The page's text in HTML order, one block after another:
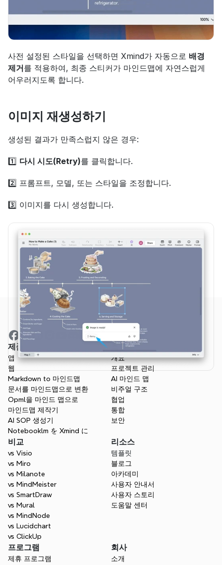
사전 설정된 스타일을 선택하면 Xmind가 자동으로 배경
제거를 적용하여, 최종 스티커가 마인드맵에 자연스럽게
어우러지도록 합니다.
이미지 재생성하기
생성된 결과가 만족스럽지 않은 경우:
1️⃣ 다시 시도(Retry)를 클릭합니다.
2️⃣ 프롬프트, 모델, 또는 스타일을 조정합니다.
3️⃣ 이미지를 다시 생성합니다.
제품
앱
웹
Markdown to 마인드맵
문서를 마인드맵으로 변환
Opml을 마인드 맵으로
마인드맵 제작기
AI SOP 생성기
Notebooklm を Xmind に
특징
개요
프로젝트 관리
AI 마인드 맵
비주얼 구조
협업
통합
보안
비교
vs Visio
vs Miro
vs Milanote
vs MindMeister
vs SmartDraw
vs Mural
vs MindNode
vs Lucidchart
vs ClickUp
리소스
템플릿
블로그
아카데미
사용자 안내서
사용자 스토리
도움말 센터
프로그램
제휴 프로그램
회사
소개